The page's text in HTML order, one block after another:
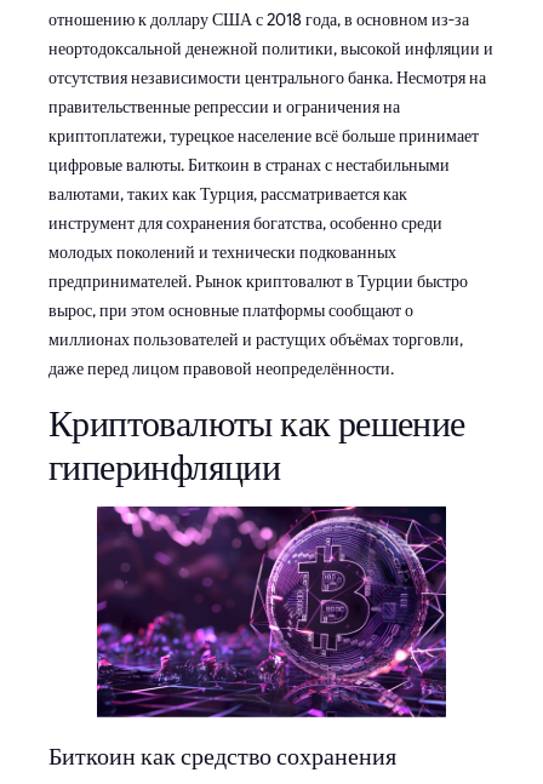
отношению к доллару США с 2018 года, в основном из-за
неортодоксальной денежной политики, высокой инфляции и
отсутствия независимости центрального банка. Несмотря на
правительственные репрессии и ограничения на
криптоплатежи, турецкое население всё больше принимает
цифровые валюты. Биткоин в странах с нестабильными
валютами, таких как Турция, рассматривается как
инструмент для сохранения богатства, особенно среди
молодых поколений и технически подкованных
предпринимателей. Рынок криптовалют в Турции быстро
вырос, при этом основные платформы сообщают о
миллионах пользователей и растущих объёмах торговли,
даже перед лицом правовой неопределённости.
Криптовалюты как решение
гиперинфляции
Биткоин как средство сохранения